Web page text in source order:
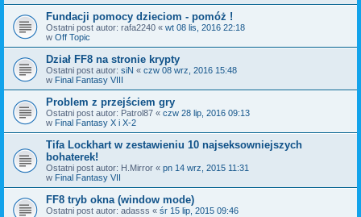
Fundacji pomocy dzieciom - pomóż !
Ostatni post autor: rafa2240 « wt 08 lis, 2016 22:18
w Off Topic
Dział FF8 na stronie krypty
Ostatni post autor: siN « czw 08 wrz, 2016 15:48
w Final Fantasy VIII
Problem z przejściem gry
Ostatni post autor: Patrol87 « czw 28 lip, 2016 09:13
w Final Fantasy X i X-2
Tifa Lockhart w zestawieniu 10 najseksowniejszych
bohaterek!
Ostatni post autor: H.Mirror « pn 14 wrz, 2015 11:31
w Final Fantasy VII
FF8 tryb okna (window mode)
Ostatni post autor: adasss « śr 15 lip, 2015 09:46